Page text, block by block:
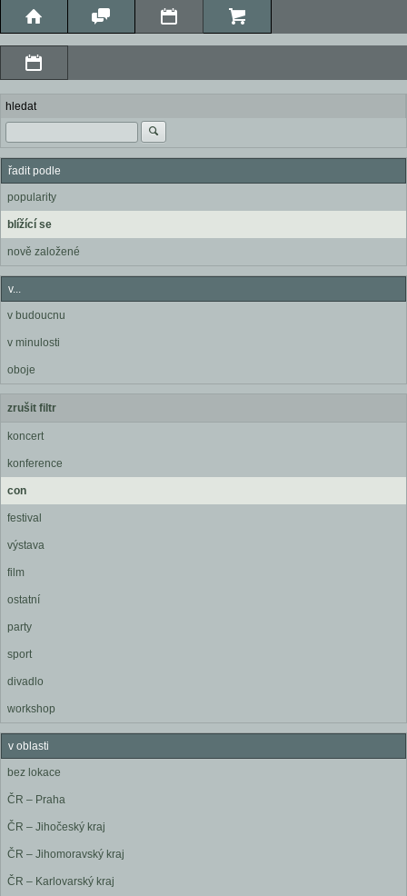
hledat
řadit podle
popularity
blížící se
nově založené
v...
v budoucnu
v minulosti
oboje
zrušit filtr
koncert
konference
con
festival
výstava
film
ostatní
party
sport
divadlo
workshop
v oblasti
bez lokace
ČR – Praha
ČR – Jihočeský kraj
ČR – Jihomoravský kraj
ČR – Karlovarský kraj